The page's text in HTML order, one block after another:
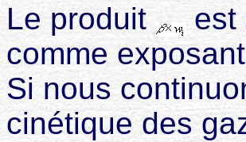
Le produit
est
comme
Si nous
cinétique des